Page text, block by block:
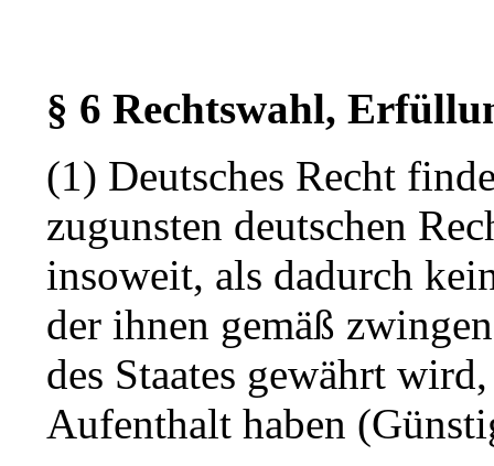
§ 6 Rechtswahl,
(1) Deutsches Recht
zugunsten deutschen
insoweit, als dadurch
der ihnen gemäß
des Staates gewährt
Aufenthalt haben